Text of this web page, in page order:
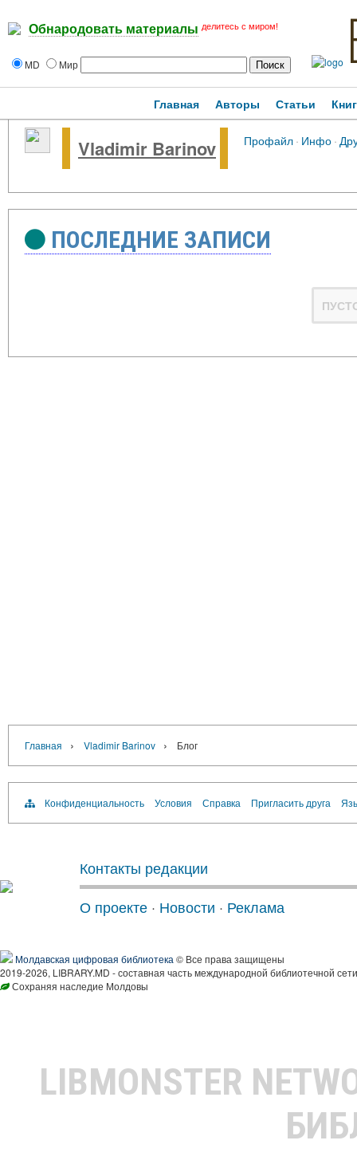
Обнародовать материалы делитесь с миром!
MD Мир
Главная Авторы Статьи
Vladimir Barinov Профайл· Инфо·
ПОСЛЕДНИЕ ЗАПИСИ
Главная › Vladimir Barinov › Блог
Конфиденциальность Условия Справка Пригласить друга
Контакты редакции
О проекте · Новости · Реклама
Молдавская цифровая библиотека © Все права защищены
2019-2026, LIBRARY.MD - составная часть международной библиотечной
Сохраняя наследие Молдовы
LIBMONSTER